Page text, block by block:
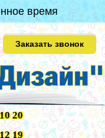
время
Заказать звонок
20
19